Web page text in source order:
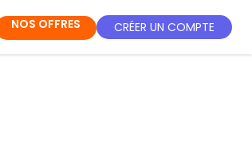
NOS OFFRES CRÉER UN COMPTE